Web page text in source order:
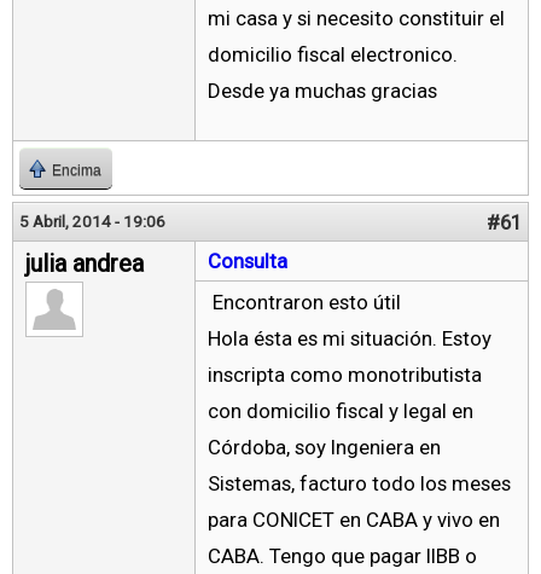
mi casa y si necesito constituir el
domicilio fiscal electronico.
Desde ya muchas gracias
Encima
5 Abril, 2014 - 19:06 #61
julia andrea
Consulta
Encontraron esto útil
Hola ésta es mi situación. Estoy
inscripta como monotributista
con domicilio fiscal y legal en
Córdoba, soy Ingeniera en
Sistemas, facturo todo los meses
para CONICET en CABA y vivo en
CABA. Tengo que pagar IIBB o